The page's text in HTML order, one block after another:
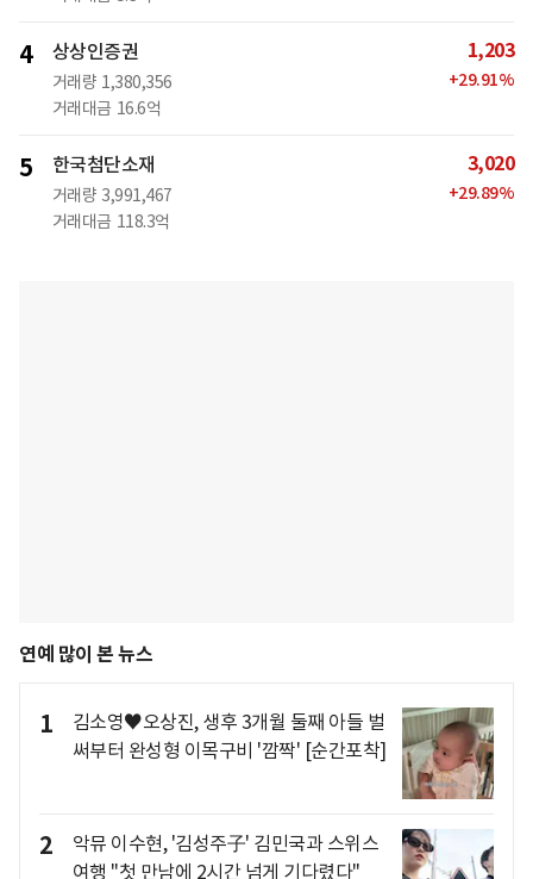
4 상상인증권
거래량 1,380,356
거래대금 16.6억
1,203
+29.91%
5 한국첨단소재
거래량 3,991,467
거래대금 118.3억
3,020
+29.89%
연예 많이 본 뉴스
1
김소영♥오상진, 생후 3개월 둘째 아들 벌
써부터 완성형 이목구비 '깜짝' [순간포착]
2
악뮤 이수현, '김성주子' 김민국과 스위스
여행 "첫 만남에 2시간 넘게 기다렸다"